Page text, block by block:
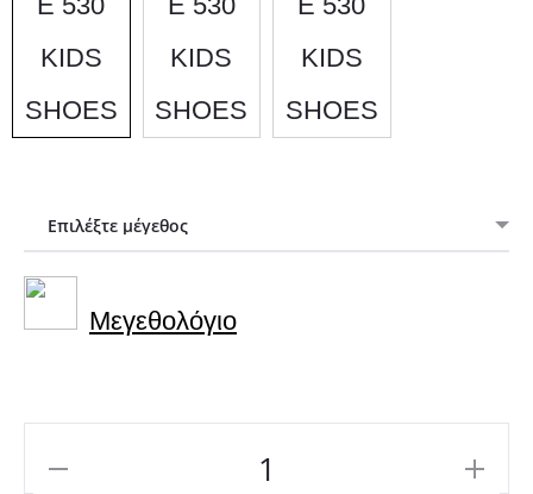
72,00€.
Mεγεθολόγιο